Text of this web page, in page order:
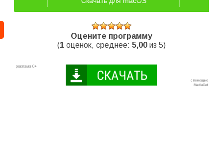
Оцените программу
(1 оценок, среднее: 5,00 из 5)